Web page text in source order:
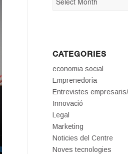
CATEGORIES
economia social
Emprenedoria
Entrevistes
Innovació
Legal
Marketing
Noticies del Centre
Noves tecnologies